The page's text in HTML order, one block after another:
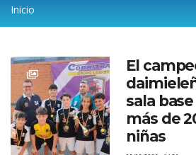
Sobrescribir
enlaces
de
ayuda
a
la
navegación
Inicio
El
sala
más de
niñas